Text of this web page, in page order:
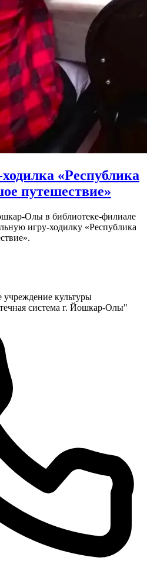
«Республика
путешествие»
Олы в библиотеке-филиале
игру-ходилку «Республика
культуры
система г. Йошкар-Олы"